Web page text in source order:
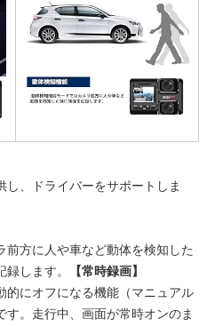
、ドライバーをサポートしま
前方に人や車など動体を検知した
します。
【常時録画】
的にオフになる機能（マニュアル
す。走行中、画面が常時オンのま